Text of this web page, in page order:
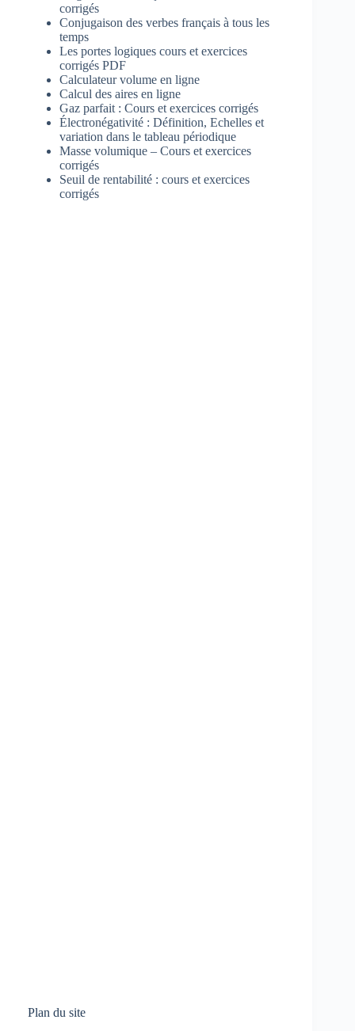
corrigés
Conjugaison des verbes français à tous les
temps
Les portes logiques cours et exercices
corrigés PDF
Calculateur volume en ligne
Calcul des aires en ligne
Gaz parfait : Cours et exercices corrigés
Électronégativité : Définition, Echelles et
variation dans le tableau périodique
Masse volumique – Cours et exercices
corrigés
Seuil de rentabilité : cours et exercices
corrigés
Plan du site